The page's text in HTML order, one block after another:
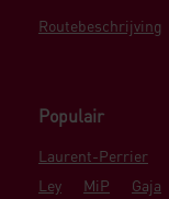
Routebeschrijving
Populair
Laurent-Perrier
Ley
MiP Gaja